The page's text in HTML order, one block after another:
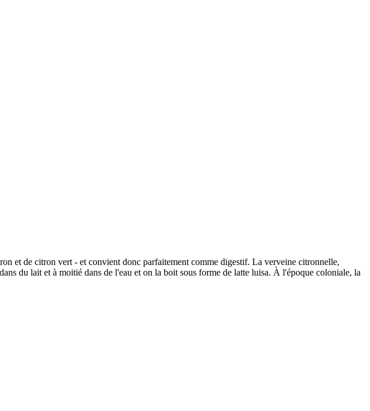
et de citron vert - et convient donc parfaitement comme digestif. La verveine citronnelle,
du lait et à moitié dans de l'eau et on la boit sous forme de latte luisa. À l'époque coloniale, la